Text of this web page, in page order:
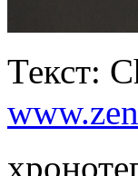
Текст: